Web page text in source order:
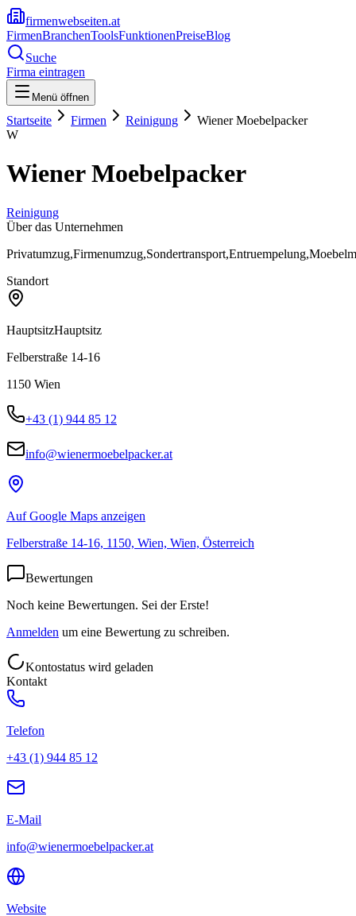
firmenwebseiten.at
FirmenBranchenToolsFunktionenPreiseBlog
Suche
Firma eintragen
Menü öffnen
Startseite Firmen Reinigung
Wiener Moebelpacker
W
Wiener Moebelpacker
Reinigung
Über das Unternehmen
Standort
HauptsitzHauptsitz
Felberstraße 14-16
1150 Wien
+43 (1) 944 85 12
info@wienermoebelpacker.at
Auf Google Maps anzeigen
Felberstraße 14-16, 1150, Wien, Wien, Österreich
Bewertungen
Noch keine Bewertungen. Sei der Erste!
Anmelden um eine Bewertung zu schreiben.
Kontostatus wird geladen
Kontakt
Telefon
+43 (1) 944 85 12
E-Mail
info@wienermoebelpacker.at
Website